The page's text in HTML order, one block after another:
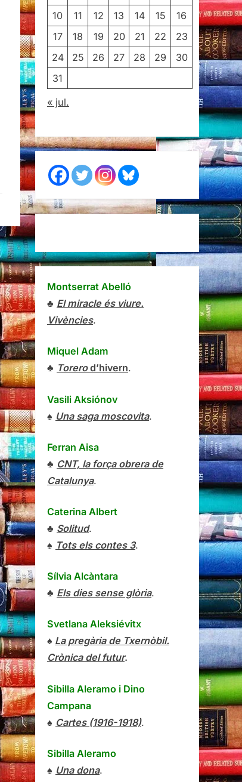
10
11 12 13 14 15
16
17
18 19 20 21 22
23
24
25 26 27 28 29
30
31
« jul.
Montserrat Abelló
♣ El miracle és viure.
Vivències.
Miquel Adam
♣ Torerod’hivern.
Vasili Aksiónov
♠ Una saga moscovita.
Ferran Aisa
♣ CNT, la força obrera de
Catalunya.
Caterina Albert
♣ Solitud.
♠ Tots els contes 3.
Sílvia Alcàntara
♣ Els dies sense glòria.
Svetlana Aleksiévitx
♠ La pregària de Txernòbil.
Crònica del futur.
Sibilla Aleramo i Dino
Campana
♠ Cartes (1916-1918).
Sibilla Aleramo
♠ Una dona.